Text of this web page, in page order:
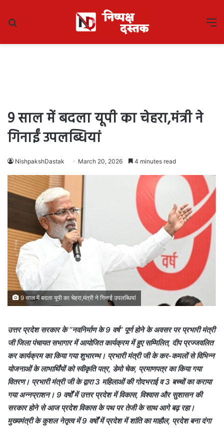
9 साल में बदला यूपी का चेहरा,मंत्री ने
गिनाईं उपलब्धियां
NishpakshDastak March 20, 2026 4 minutes read
9 साल में बदला यूपी का चेहरा,मंत्री ने गिनाईं उपलब्धियां
उत्तर प्रदेश सरकार के ‘‘नवनिर्माण के 9 वर्ष’’ पूर्ण होने के अवसर पर प्रभारी मंत्री
जी जिला पंचायत सभागार में आयोजित कार्यक्रम में हुए सम्मिलित, दीप प्रज्जवलित
कर कार्यक्रम का किया गया शुभारम्भ। प्रभारी मंत्री जी के कर-कमलों से विभिन्न
योजनाओं के लाभार्थिंयों को स्वीकृति पत्र, डेमो चेक, प्रमाणपत्र का किया गया
वितरण। प्रभारी मंत्री जी के द्वारा 3 महिलाओं की गोदभराई व 3 बच्चों का कराया
गया अन्नप्राशन। 9 वर्षों में उत्तर प्रदेश में विकास, विश्वास और सुशासन की
सरकार होने से आज प्रदेश विकास के पथ पर तेजी के साथ आगे बढ़ रहा।
मुख्यमंत्री के कुशल नेतृत्व में 9 वर्षों में प्रदेश में शांति का माहौल, प्रदेश बना दंगा